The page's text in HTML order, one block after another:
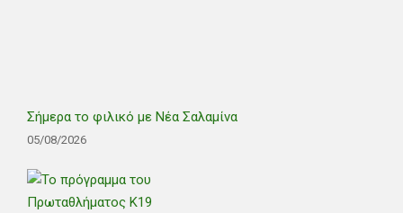
Σήμερα το φιλικό με Νέα Σαλαμίνα
05/08/2026